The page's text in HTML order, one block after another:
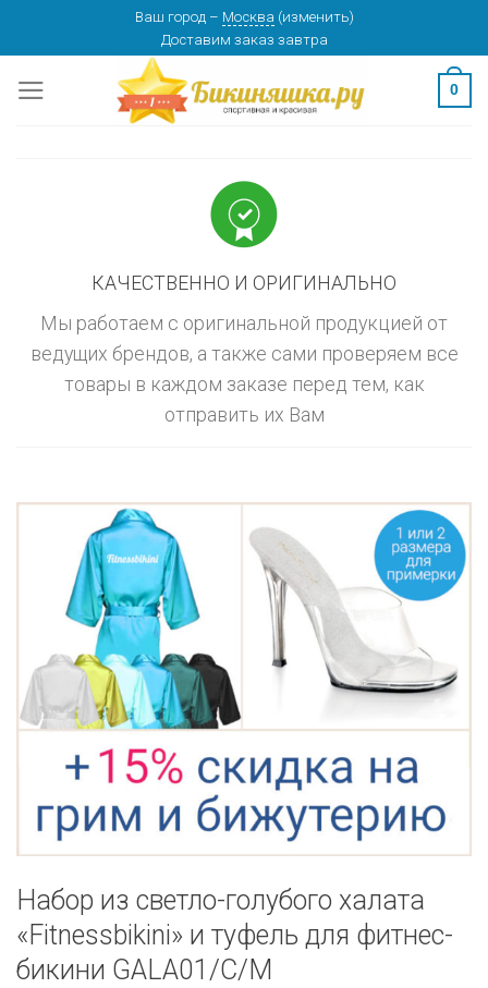
content
Ваш город – Москва (изменить)
Доставим заказ завтра
0
КАЧЕСТВЕННО И ОРИГИНАЛЬНО
Мы работаем с оригинальной продукцией от
ведущих брендов, а также сами проверяем все
товары в каждом заказе перед тем, как
отправить их Вам
Набор из светло-голубого халата
«Fitnessbikini» и туфель для фитнес-
бикини GALA01/C/M
изменить